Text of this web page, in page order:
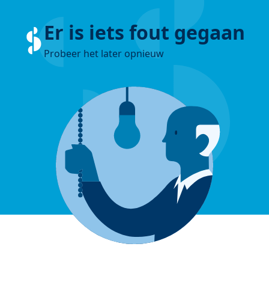
Er is iets fout gegaan
Probeer het later opnieuw